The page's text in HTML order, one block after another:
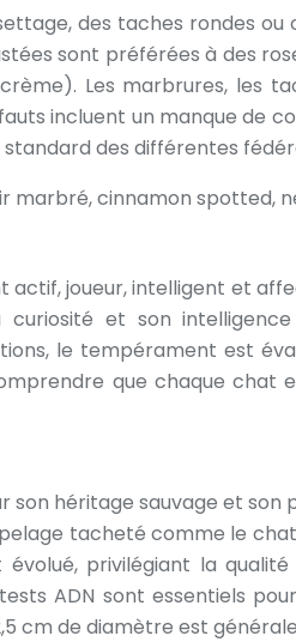
des taches rondes
sont préférées à des
Les marbrures, les
incluent un manque de
des différentes
marbré, cinnamon spotted,
joueur, intelligent et
curiosité et son
le tempérament est
que chaque
son héritage sauvage et
tacheté comme le
évolué, privilégiant la
ADN sont essentiels
cm de diamètre est